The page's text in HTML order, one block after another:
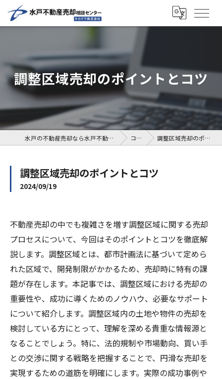
調整区域売却のポイントとコツ
水戸の不動産売却なら水戸不動産売却相談センター コラム 調整区域売却のポイントとコツ
調整区域売却のポイントとコツ
2024/09/19
不動産売却の中でも複雑さを増す調整区域に関する売却
プロセスについて、今回はそのポイントとコツを徹底解
説します。調整区域とは、都市計画法に基づいて定めら
れた区域で、開発制限がかかるため、売却時に特有の課
題が存在します。本記事では、調整区域における売却の
重要性や、成功に導くためのノウハウ、必要なサポート
について紹介します。調整区域内の土地や物件の売却を
検討している方にとって、理解を深める貴重な情報源と
なることでしょう。特に、法的規制や市場動向、買い手
との交渉に関する戦略を把握することで、円滑な売却を
実現するための道筋を明確にします。実際の成功事例や